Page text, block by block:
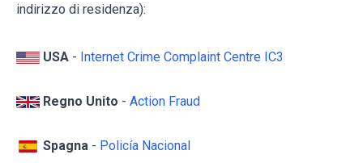
indirizzo di residenza):
USA - Internet Crime Complaint Centre IC3
Regno Unito - Action Fraud
Spagna - Policía Nacional